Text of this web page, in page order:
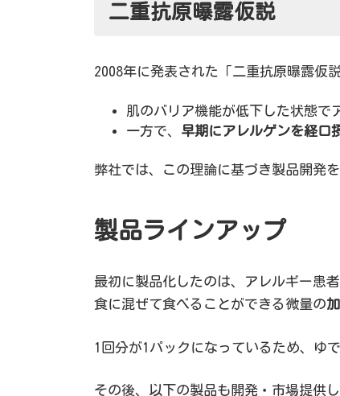
二重抗原曝露仮説
2008年に発表された「二重抗原曝露仮
肌のバリア機能が低下した状態で
一方で、 早期にアレルゲンを経口
弊社では、この理論に基づき製品開発を
製品ラインアップ
最初に製品化したのは、アレルギー患
食に混ぜて食べることができる微量の
1回分が1パックになっているため、ゆ
その後、以下の製品も開発・市場提供し